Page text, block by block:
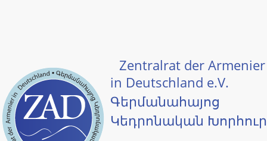
Zentralrat der Armenier
in Deutschland e.V.
Գերմանահայոց
Կեդրոնական